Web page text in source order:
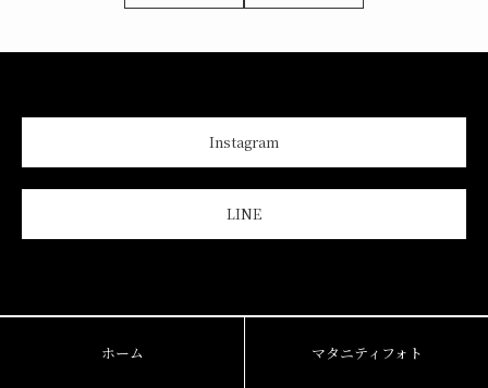
Instagram
LINE
ホーム マタニティフォト